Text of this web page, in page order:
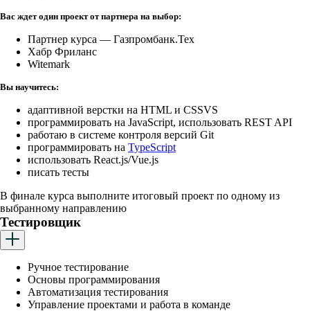
Вас ждет один проект от партнера на выбор:
Партнер курса — Газпромбанк.Тех
Хабр Фриланс
Witemark
Вы научитесь:
адаптивной верстки на HTML и CSS VS
программировать на JavaScript, использовать REST API
работаю в системе контроля версий Git
программировать на TypeScript
использовать React.js/Vue.js
писать тесты
В финале курса выполните итоговый проект по одному из
выбранному направлению
Тестировщик
Ручное тестирование
Основы программирования
Автоматизация тестирования
Управление проектами и работа в команде